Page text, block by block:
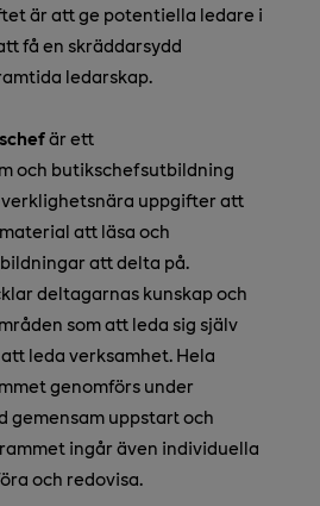
är att ge potentiella ledare i
få en skräddarsydd
ledarskap.
är ett
och butikschefsutbildning
uppgifter att
att läsa och
att delta på.
deltagarnas kunskap och
som att leda sig själv
leda verksamhet. Hela
genomförs under
gemensam uppstart och
ingår även individuella
och redovisa.